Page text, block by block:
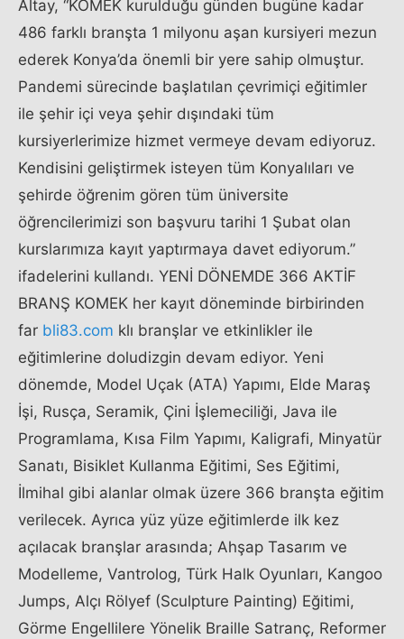
Altay, “KOMEK kurulduğu günden bugüne kadar
486 farklı branşta 1 milyonu aşan kursiyeri mezun
ederek Konya’da önemli bir yere sahip olmuştur.
Pandemi sürecinde başlatılan çevrimiçi eğitimler
ile şehir içi veya şehir dışındaki tüm
kursiyerlerimize hizmet vermeye devam ediyoruz.
Kendisini geliştirmek isteyen tüm Konyalıları ve
şehirde öğrenim gören tüm üniversite
öğrencilerimizi son başvuru tarihi 1 Şubat olan
kurslarımıza kayıt yaptırmaya davet ediyorum.”
ifadelerini kullandı. YENİ DÖNEMDE 366 AKTİF
BRANŞ KOMEK her kayıt döneminde birbirinden
far bli83.com klı branşlar ve etkinlikler ile
eğitimlerine doludizgin devam ediyor. Yeni
dönemde, Model Uçak (ATA) Yapımı, Elde Maraş
İşi, Rusça, Seramik, Çini İşlemeciliği, Java ile
Programlama, Kısa Film Yapımı, Kaligrafi, Minyatür
Sanatı, Bisiklet Kullanma Eğitimi, Ses Eğitimi,
İlmihal gibi alanlar olmak üzere 366 branşta eğitim
verilecek. Ayrıca yüz yüze eğitimlerde ilk kez
açılacak branşlar arasında; Ahşap Tasarım ve
Modelleme, Vantrolog, Türk Halk Oyunları, Kangoo
Jumps, Alçı Rölyef (Sculpture Painting) Eğitimi,
Görme Engellilere Yönelik Braille Satranç, Reformer